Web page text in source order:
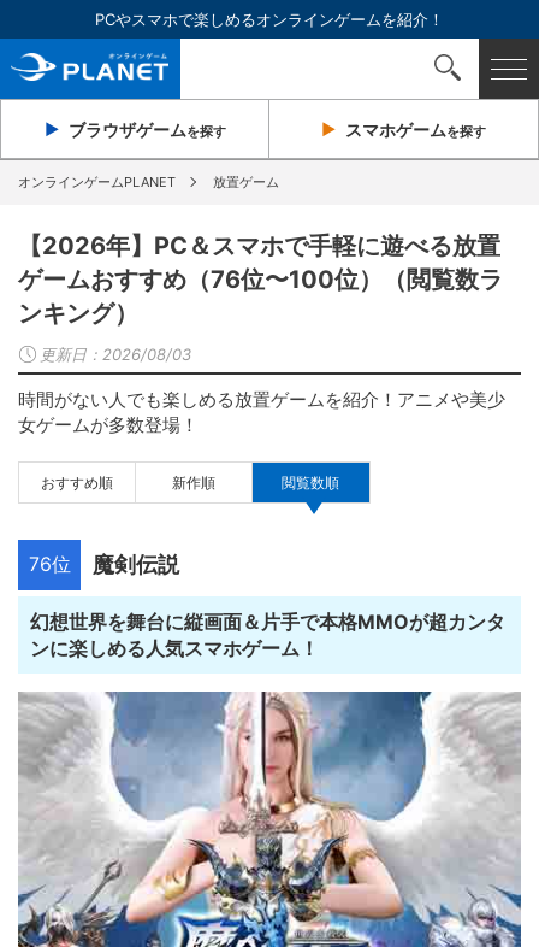
PCやスマホで楽しめるオンラインゲームを紹介！
ブラウザゲームを探す スマホゲームを探す
オンラインゲームPLANET 放置ゲーム
【2026年】PC＆スマホで手軽に遊べる放置
ゲームおすすめ（76位〜100位）（閲覧数ラ
ンキング）
更新日： 2026/08/03
時間がない人でも楽しめる放置ゲームを紹介！アニメや美少
女ゲームが多数登場！
おすすめ順 新作順 閲覧数順
76位 魔剣伝説
幻想世界を舞台に縦画面＆片手で本格MMOが超カンタ
ンに楽しめる人気スマホゲーム！